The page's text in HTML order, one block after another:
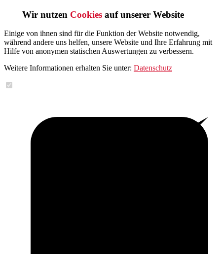
Wir nutzen Cookies auf unserer Website
Einige von ihnen sind für die Funktion der Website notwendig,
während andere uns helfen, unsere Website und Ihre Erfahrung mit
Hilfe von anonymen statischen Auswertungen zu verbessern.
Weitere Informationen erhalten Sie unter: Datenschutz